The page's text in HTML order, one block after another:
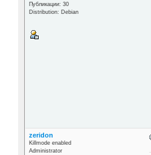
Публикации: 30
Distribution: Debian
zeridon
Killmode enabled
Administrator